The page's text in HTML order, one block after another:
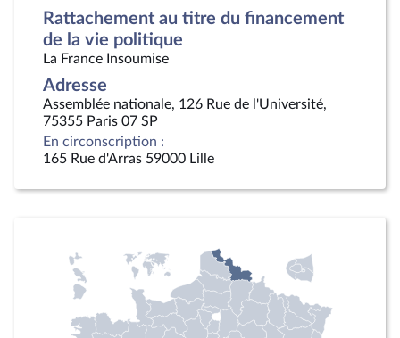
Rattachement au titre du financement
de la vie politique
La France Insoumise
Adresse
Assemblée nationale, 126 Rue de l'Université,
75355 Paris 07 SP
En circonscription :
165 Rue d'Arras 59000 Lille